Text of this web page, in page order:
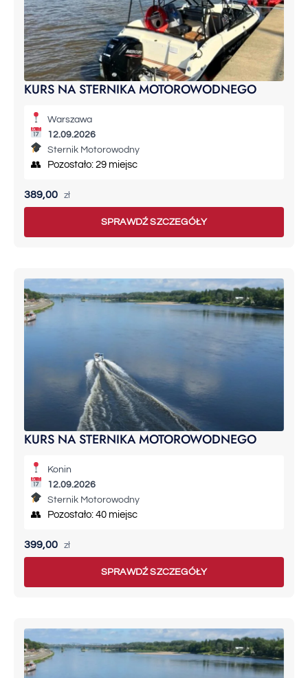
KURS NA STERNIKA MOTOROWODNEGO
Warszawa
12.09.2026
Sternik Motorowodny
👥 Pozostało: 29 miejsc
389,00 zł
SPRAWDŹ SZCZEGÓŁY
KURS NA STERNIKA MOTOROWODNEGO
Konin
12.09.2026
Sternik Motorowodny
👥 Pozostało: 40 miejsc
399,00 zł
SPRAWDŹ SZCZEGÓŁY